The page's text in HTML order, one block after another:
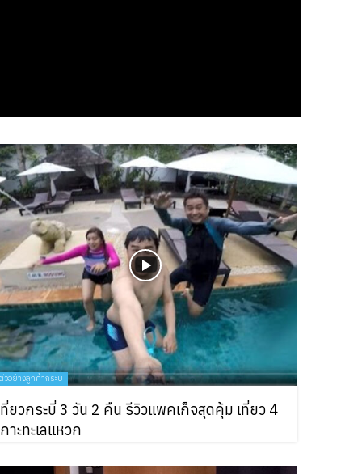
ตัวอย่างลูกค้ากระบี่
ที่ยวกระบี่ 3 วัน 2 คืน รีวิวแพคเก็จสุดคุ้ม เที่ยว 4
กาะทะเลแหวก